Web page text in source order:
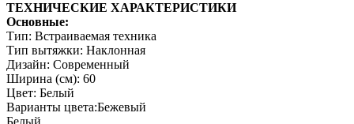
ТЕХНИЧЕСКИЕ ХАРАКТЕРИСТИКИ
Основные:
Тип: Встраиваемая техника
Тип вытяжки: Наклонная
Дизайн: Современный
Ширина (см): 60
Цвет: Белый
Варианты цвета:Бежевый